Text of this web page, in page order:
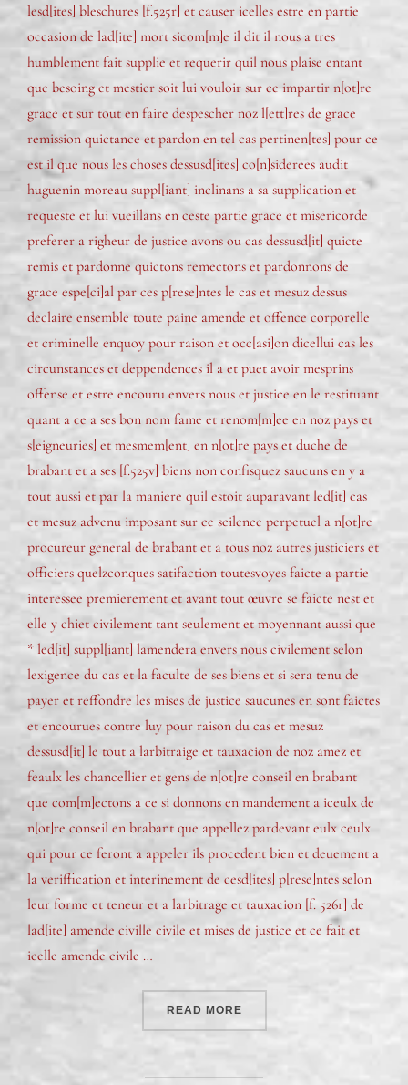
lesd[ites] bleschures [f.525r] et causer icelles estre en partie
occasion de lad[ite] mort sicom[m]e il dit il nous a tres
humblement fait supplie et requerir quil nous plaise entant
que besoing et mestier soit lui vouloir sur ce impartir n[ot]re
grace et sur tout en faire despescher noz l[ett]res de grace
remission quictance et pardon en tel cas pertinen[tes] pour ce
est il que nous les choses dessusd[ites] co[n]siderees audit
huguenin moreau suppl[iant] inclinans a sa supplication et
requeste et lui vueillans en ceste partie grace et misericorde
preferer a righeur de justice avons ou cas dessusd[it] quicte
remis et pardonne quictons remectons et pardonnons de
grace espe[ci]al par ces p[rese]ntes le cas et mesuz dessus
declaire ensemble toute paine amende et offence corporelle
et criminelle enquoy pour raison et occ[asi]on dicellui cas les
circunstances et deppendences il a et puet avoir mesprins
offense et estre encouru envers nous et justice en le restituant
quant a ce a ses bon nom fame et renom[m]ee en noz pays et
s[eigneuries] et mesmem[ent] en n[ot]re pays et duche de
brabant et a ses [f.525v] biens non confisquez saucuns en y a
tout aussi et par la maniere quil estoit auparavant led[it] cas
et mesuz advenu imposant sur ce scilence perpetuel a n[ot]re
procureur general de brabant et a tous noz autres justiciers et
officiers quelzconques satifaction toutesvoyes faicte a partie
interessee premierement et avant tout œuvre se faicte nest et
elle y chiet civilement tant seulement et moyennant aussi que
* led[it] suppl[iant] lamendera envers nous civilement selon
lexigence du cas et la faculte de ses biens et si sera tenu de
payer et reffondre les mises de justice saucunes en sont faictes
et encourues contre luy pour raison du cas et mesuz
dessusd[it] le tout a larbitraige et tauxacion de noz amez et
feaulx les chancellier et gens de n[ot]re conseil en brabant
que com[m]ectons a ce si donnons en mandement a iceulx de
n[ot]re conseil en brabant que appellez pardevant eulx ceulx
qui pour ce feront a appeler ils procedent bien et deuement a
la veriffication et interinement de cesd[ites] p[rese]ntes selon
leur forme et teneur et a larbitrage et tauxacion [f. 526r] de
lad[ite] amende civille civile et mises de justice et ce fait et
icelle amende civile …
READ MORE